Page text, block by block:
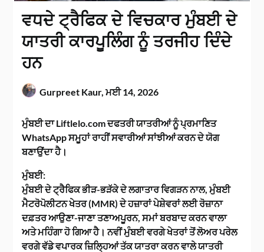
ਵਧਦੇ ਟ੍ਰੈਫਿਕ ਦੇ ਵਿਚਕਾਰ ਮੁੰਬਈ ਦੇ
ਯਾਤਰੀ ਕਾਰਪੂਲਿੰਗ ਨੂੰ ਤਰਜੀਹ ਦਿੰਦੇ
ਹਨ
Gurpreet Kaur,ਮਈ 14, 2026
ਮੁੰਬਈ ਦਾ Liftlelo.com ਦਫਤਰੀ ਯਾਤਰੀਆਂ ਨੂੰ ਪ੍ਰਮਾਣਿਤ
WhatsApp ਸਮੂਹਾਂ ਰਾਹੀਂ ਸਵਾਰੀਆਂ ਸਾਂਝੀਆਂ ਕਰਨ ਦੇ ਯੋਗ
ਬਣਾਉਂਦਾ ਹੈ।
ਮੁੰਬਈ:
ਮੁੰਬਈ ਦੇ ਟ੍ਰੈਫਿਕ ਭੀੜ-ਭੜੱਕੇ ਦੇ ਲਗਾਤਾਰ ਵਿਗੜਨ ਨਾਲ, ਮੁੰਬਈ
ਮੈਟਰੋਪੋਲੀਟਨ ਖੇਤਰ (MMR) ਦੇ ਹਜ਼ਾਰਾਂ ਪੇਸ਼ੇਵਰਾਂ ਲਈ ਰੋਜ਼ਾਨਾ
ਦਫ਼ਤਰ ਆਉਣਾ-ਜਾਣਾ ਤਣਾਅਪੂਰਨ, ਸਮਾਂ ਬਰਬਾਦ ਕਰਨ ਵਾਲਾ
ਅਤੇ ਮਹਿੰਗਾ ਹੋ ਗਿਆ ਹੈ। ਨਵੀਂ ਮੁੰਬਈ ਵਰਗੇ ਖੇਤਰਾਂ ਤੋਂ ਲੋਅਰ ਪਰੇਲ
ਵਰਗੇ ਵੱਡੇ ਵਪਾਰਕ ਜ਼ਿਲ੍ਹਿਆਂ ਤੱਕ ਯਾਤਰਾ ਕਰਨ ਵਾਲੇ ਯਾਤਰੀ